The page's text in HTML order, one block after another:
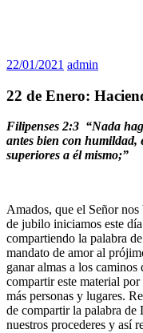
22/01/2021 admin
22 de Enero:
Filipenses 2:3 “Nada
antes bien con humildad,
superiores a él mismo;”
Amados, que el Señor
de jubilo iniciamos este
compartiendo la palabra
mandato de amor al
ganar almas a los
compartir este material
más personas y lugares.
de compartir la palabra de
nuestros procederes y así